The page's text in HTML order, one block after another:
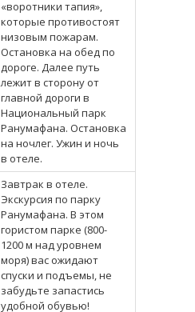
«воротники тапия»,
которые противостоят
низовым пожарам.
Остановка на обед по
дороге. Далее путь
лежит в сторону от
главной дороги в
Национальный парк
Ранумафана. Остановка
на ночлег. Ужин и ночь
в отеле.
Завтрак в отеле.
Экскурсия по парку
Ранумафана. В этом
гористом парке (800-
1200 м над уровнем
моря) вас ожидают
спуски и подъемы, не
забудьте запастись
удобной обувью!